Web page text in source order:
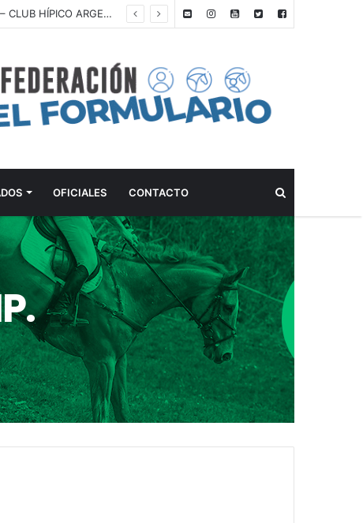
ANTEPROGRAMA: 5° FECHA CAMPEONATO DE INICIACIÓN A LA ACTIVIDAD ECUESTRE ZONA METROPOLITANA SUR – CLUB HÍPICO LA PLATA – 23 DE AGOSTO 2026
OFICIALES CONTACTO